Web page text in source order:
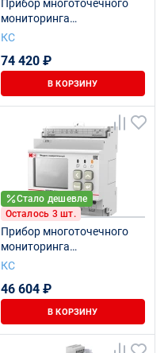
Прибор многоточечного
мониторинга
электроэнергии КСМ-М1-2-
КС
74 420 ₽
В КОРЗИНУ
Стало дешевле
Осталось 3 шт.
Прибор многоточечного
мониторинга
электроэнергии КСМ-М1-2-
КС
46 604 ₽
В КОРЗИНУ